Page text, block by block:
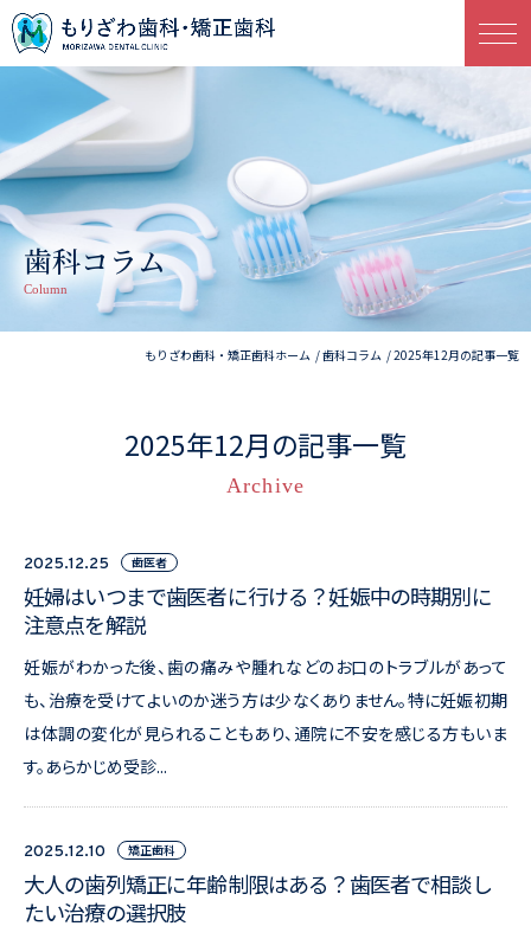
歯科コラム
Column
もりざわ歯科・矯正歯科ホーム 歯科コラム 2025年12月の記事一覧
2025年12月の記事一覧
Archive
2025.12.25 歯医者
妊婦はいつまで歯医者に行ける？妊娠中の時期別に
注意点を解説
妊娠がわかった後、歯の痛みや腫れなどのお口のトラブルがあって
も、治療を受けてよいのか迷う方は少なくありません。特に妊娠初期
は体調の変化が見られることもあり、通院に不安を感じる方もいま
す。あらかじめ受診...
2025.12.10 矯正歯科
大人の歯列矯正に年齢制限はある？歯医者で相談し
たい治療の選択肢